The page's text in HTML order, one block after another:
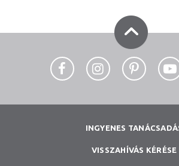
INGYENES
VISSZAHÍVÁS KÉRÉSE